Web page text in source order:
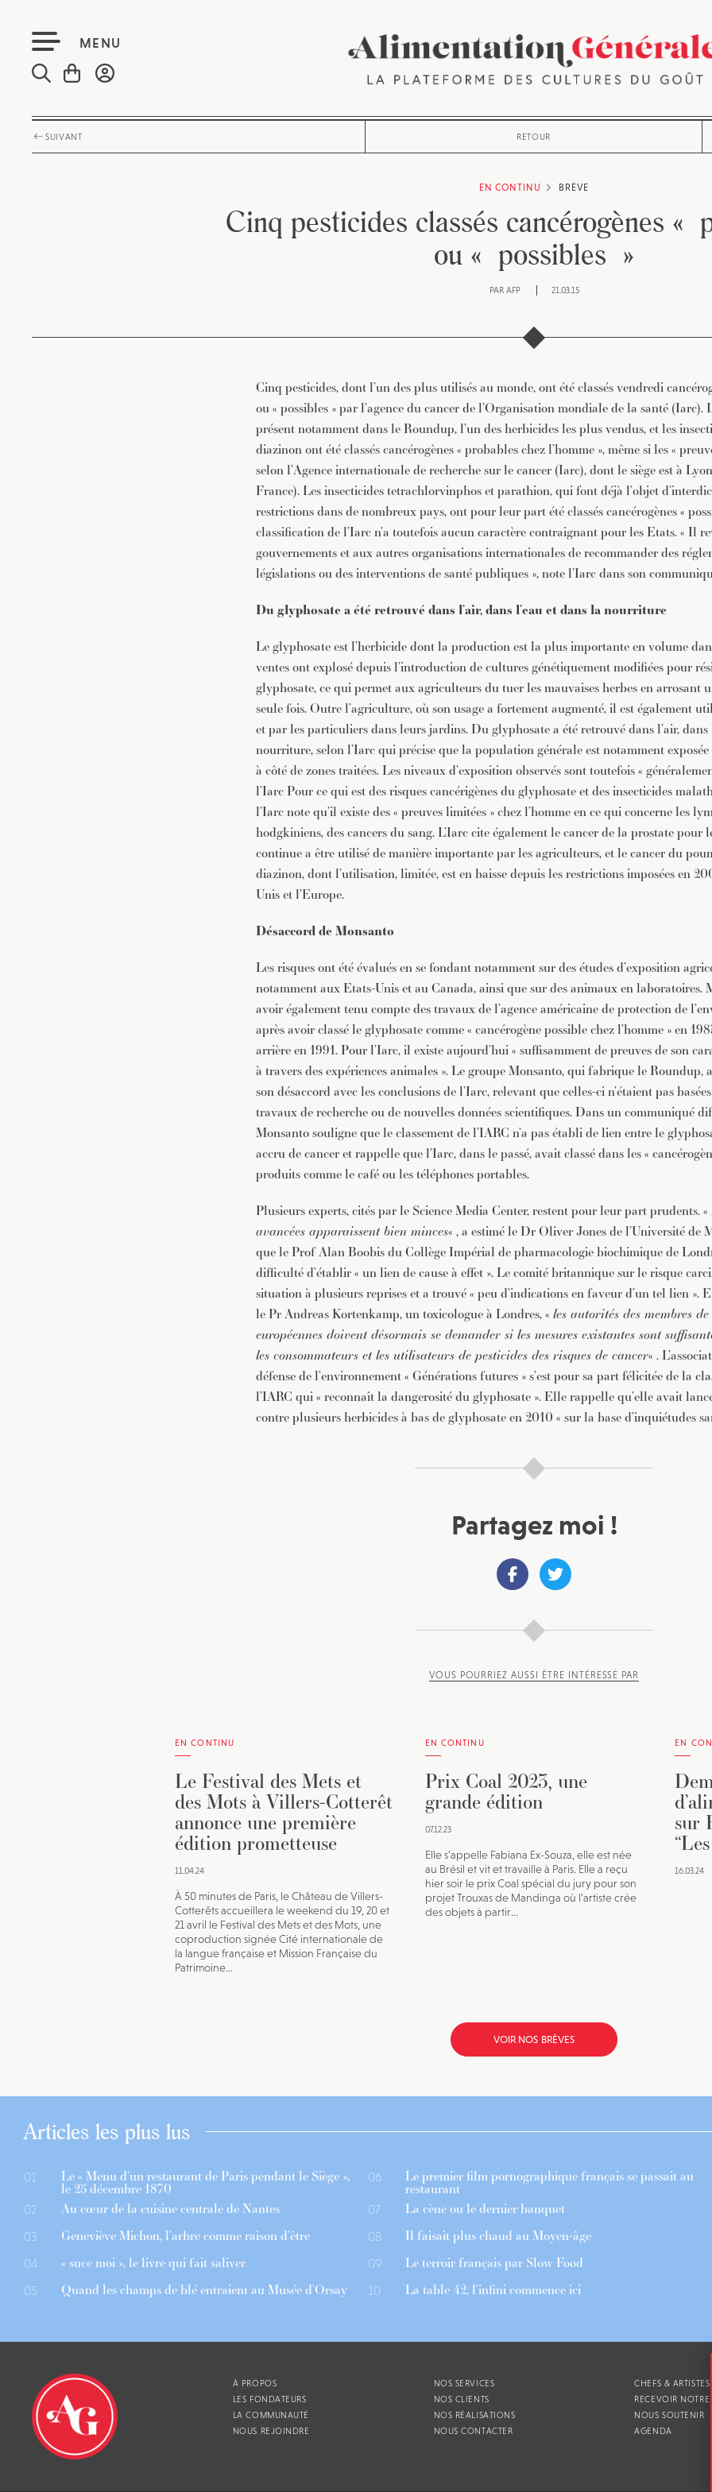
MENU
SUIVANT RETOUR
EN CONTINU BRÈVE
Cinq pesticides classés cancérogènes «
ou « possibles »
PAR AFP 21.03.15
Cinq pesticides, dont l’un des plus utilisés au monde, ont été classés vendredi
ou « possibles » par l’agence du cancer de l’Organisation mondiale de la santé (Iarc).
présent notamment dans le Roundup, l’un des herbicides les plus vendus, et les
diazinon ont été classés cancérogènes « probables chez l’homme », même si les «
selon l’Agence internationale de recherche sur le cancer (Iarc), dont le siège est à
France). Les insecticides tetrachlorvinphos et parathion, qui font déjà l’objet
restrictions dans de nombreux pays, ont pour leur part été classés cancérogènes «
classification de l’Iarc n’a toutefois aucun caractère contraignant pour les Etats. « Il
gouvernements et aux autres organisations internationales de recommander des
législations ou des interventions de santé publiques », note l’Iarc dans son
Du glyphosate a été retrouvé dans l’air, dans l’eau et dans la nourriture
Le glyphosate est l’herbicide dont la production est la plus importante en volume
ventes ont explosé depuis l’introduction de cultures génétiquement modifiées pour
glyphosate, ce qui permet aux agriculteurs du tuer les mauvaises herbes en arrosant
seule fois. Outre l’agriculture, où son usage a fortement augmenté, il est également
et par les particuliers dans leurs jardins. Du glyphosate a été retrouvé dans l’air, dans
nourriture, selon l’Iarc qui précise que la population générale est notamment
à côté de zones traitées. Les niveaux d’exposition observés sont toutefois «
l’Iarc Pour ce qui est des risques cancérigènes du glyphosate et des insecticides
l’Iarc note qu’il existe des « preuves limitées » chez l’homme en ce qui concerne les
hodgkiniens, des cancers du sang. L’Iarc cite également le cancer de la prostate
continue a être utilisé de manière importante par les agriculteurs, et le cancer du
diazinon, dont l’utilisation, limitée, est en baisse depuis les restrictions imposées en
Unis et l’Europe.
Désaccord de Monsanto
Les risques ont été évalués en se fondant notamment sur des études d’exposition
notamment aux Etats-Unis et au Canada, ainsi que sur des animaux en laboratoires.
avoir également tenu compte des travaux de l’agence américaine de protection de
après avoir classé le glyphosate comme « cancérogène possible chez l’homme » en
arrière en 1991. Pour l’Iarc, il existe aujourd’hui « suffisamment de preuves de son
à travers des expériences animales ». Le groupe Monsanto, qui fabrique le Roundup,
son désaccord avec les conclusions de l’Iarc, relevant que celles-ci n’étaient pas
travaux de recherche ou de nouvelles données scientifiques. Dans un communiqué
Monsanto souligne que le classement de l’IARC n’a pas établi de lien entre le
accru de cancer et rappelle que l’Iarc, dans le passé, avait classé dans les «
produits comme le café ou les téléphones portables.
Plusieurs experts, cités par le Science Media Center, restent pour leur part prudents. «
avancées apparaissent bien minces« , a estimé le Dr Oliver Jones de l’Université de
que le Prof Alan Boobis du Collège Impérial de pharmacologie biochimique de
difficulté d’établir « un lien de cause à effet ». Le comité britannique sur le risque
situation à plusieurs reprises et a trouvé « peu d’indications en faveur d’un tel lien ».
le Pr Andreas Kortenkamp, un toxicologue à Londres, « les autorités des membres
européennes doivent désormais se demander si les mesures existantes sont
les consommateurs et les utilisateurs de pesticides des risques de cancer« .
défense de l’environnement « Générations futures » s’est pour sa part félicitée de la
l’IARC qui « reconnaît la dangerosité du glyphosate ». Elle rappelle qu’elle avait
contre plusieurs herbicides à bas de glyphosate en 2010 « sur la base d’inquiétudes
Partagez moi !
VOUS POURRIEZ AUSSI ÊTRE INTÉRESSÉ PAR
EN CONTINU
Le Festival des Mets et
des Mots à Villers-Cotterêt
annonce une première
édition prometteuse
11.04.24
À 50 minutes de Paris, le Château de Villers-
Cotterêts accueillera le weekend du 19, 20 et
21 avril le Festival des Mets et des Mots, une
coproduction signée Cité internationale de
la langue française et Mission Française du
Patrimoine...
EN CONTINU
Prix Coal 2023, une
grande édition
07.12.23
Elle s’appelle Fabiana Ex-Souza, elle est née
au Brésil et vit et travaille à Paris. Elle a reçu
hier soir le prix Coal spécial du jury pour son
projet Trouxas de Mandinga où l’artiste crée
des objets à partir...
EN
sur
16.03.24
VOIR NOS BRÈVES
Articles les plus lus
01 Le « Menu d’un restaurant de Paris pendant le Siège »,
le 25 décembre 1870
02 Au cœur de la cuisine centrale de Nantes
03 Geneviève Michon, l’arbre comme raison d’être
04 « suce moi », le livre qui fait saliver
05 Quand les champs de blé entraient au Musée d’Orsay
06 Le premier film pornographique français se passait au
restaurant
07 La cène ou le dernier banquet
08 Il faisait plus chaud au Moyen-âge
09 Le terroir français par Slow Food
10 La table 42, l’infini commence ici
À PROPOS
LES FONDATEURS
LA COMMUNAUTÉ
NOUS REJOINDRE
NOS SERVICES
NOS CLIENTS
NOS RÉALISATIONS
NOUS CONTACTER
CHEFS &
RECEVOIR NOTRE
NOUS SOUTENIR
AGENDA
Pour recevoir toutes les deux semaines notre lettre d’info
sélection d’articles …